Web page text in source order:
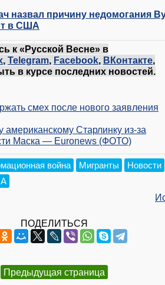
назвал причину недомогания
в США
к «Русской Весне» в
, Telegram, Facebook, ВКонтакте,
в курсе последних новостей.
смех после нового заявления
американскому Старлинку из-за
Маска — Euronews (ФОТО)
война Мигранты
Новости
ПОДЕЛИТЬСЯ
Предыдущая страница